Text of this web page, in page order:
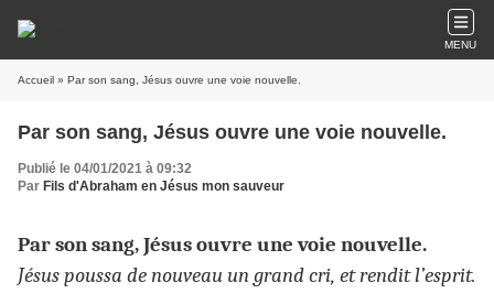
MENU
Accueil » Par son sang, Jésus ouvre une voie nouvelle.
Par son sang, Jésus ouvre une voie nouvelle.
Publié le 04/01/2021 à 09:32
Par Fils d'Abraham en Jésus mon sauveur
Par son sang, Jésus ouvre une voie nouvelle.
Jésus poussa de nouveau un grand cri, et rendit l’esprit.